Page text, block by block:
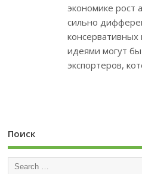
экономике рост
сильно
идеями могут
экспортеров,
Поиск